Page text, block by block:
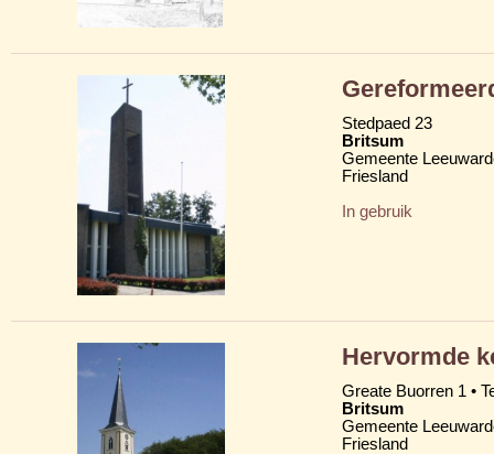
Stedpaed 23
Britsum
Gemeente
Friesland
In gebruik
Hervormde
Greate Buorren 1 •
Britsum
Gemeente
Friesland